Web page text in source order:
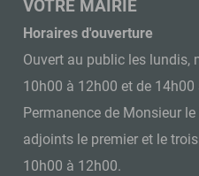
VOTRE MAIRIE
Horaires d'ouverture
Ouvert au public les lundis,
10h00 à 12h00 et de 14h00
Permanence de Monsieur
adjoints le premier et le
10h00 à 12h00.